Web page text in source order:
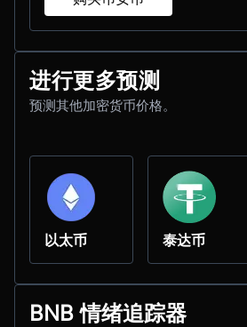
进行更多预测
预测其他加密货币价格。
以太币 泰达币
BNB 情绪追踪器